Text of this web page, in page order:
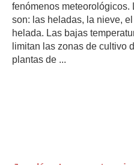
fenómenos meteorológicos.
son: las heladas, la nieve,
helada. Las bajas
limitan las zonas de cultivo
plantas de ...